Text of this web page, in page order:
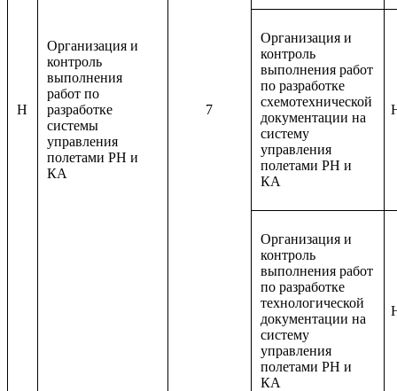
H
Организация и
контроль
выполнения
работ по
разработке
системы
управления
полетами РН и
КА
7
Организация и
контроль
выполнения работ
по разработке
схемотехнической
документации на
систему
управления
полетами РН и
КА
Организация и
контроль
выполнения работ
по разработке
технологической
документации на
систему
управления
полетами РН и
КА